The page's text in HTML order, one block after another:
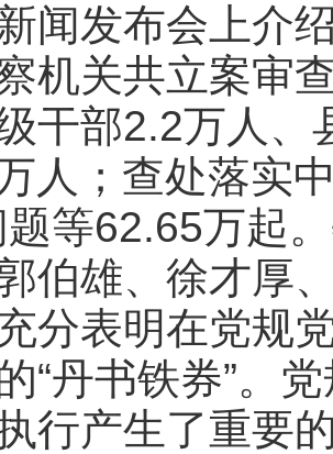
闻发布会上介
机关共立案审
干部2.2万人、
人；查处落实
题等62.65万起
伯雄、徐才厚
分表明在党规
“丹书铁券”。
行产生了重要